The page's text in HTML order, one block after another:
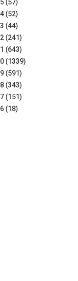
(57)
(52)
(44)
(241)
(643)
(1339)
(591)
(343)
(151)
(18)